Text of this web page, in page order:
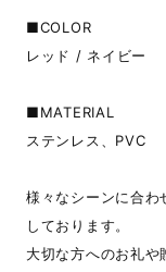
■COLOR
レッド / ネイビー
■MATERIAL
ステンレス、PVC
様々なシーンに合
しております。
大切な方へのお礼や